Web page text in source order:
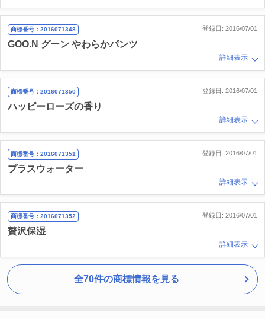
登録日: 2016/07/01
商標番号：2016071348
GOO.N グーン やわらかパンツ
詳細表示
登録日: 2016/07/01
商標番号：2016071350
ハッピーローズの香り
詳細表示
登録日: 2016/07/01
商標番号：2016071351
プラスウォーター
詳細表示
登録日: 2016/07/01
商標番号：2016071352
贅沢保湿
詳細表示
全70件の商標情報を見る